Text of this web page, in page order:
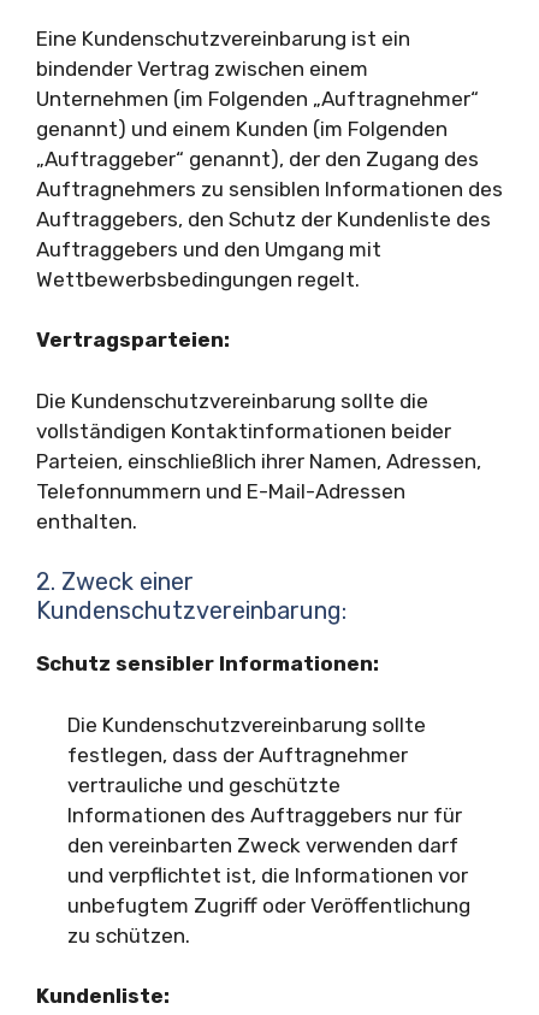
Eine Kundenschutzvereinbarung ist ein
bindender Vertrag zwischen einem
Unternehmen (im Folgenden „Auftragnehmer“
genannt) und einem Kunden (im Folgenden
„Auftraggeber“ genannt), der den Zugang des
Auftragnehmers zu sensiblen Informationen des
Auftraggebers, den Schutz der Kundenliste des
Auftraggebers und den Umgang mit
Wettbewerbsbedingungen regelt.
Vertragsparteien:
Die Kundenschutzvereinbarung sollte die
vollständigen Kontaktinformationen beider
Parteien, einschließlich ihrer Namen, Adressen,
Telefonnummern und E-Mail-Adressen
enthalten.
2. Zweck einer
Kundenschutzvereinbarung:
Schutz sensibler Informationen:
Die Kundenschutzvereinbarung sollte
festlegen, dass der Auftragnehmer
vertrauliche und geschützte
Informationen des Auftraggebers nur für
den vereinbarten Zweck verwenden darf
und verpflichtet ist, die Informationen vor
unbefugtem Zugriff oder Veröffentlichung
zu schützen.
Kundenliste: